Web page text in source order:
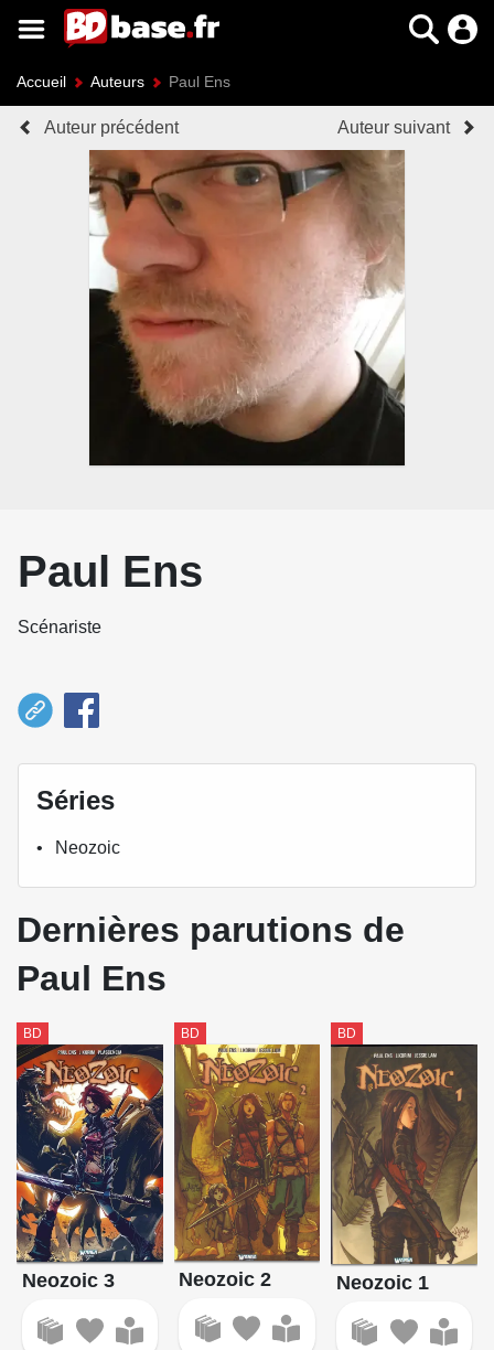
Accueil Auteurs Paul Ens
Auteur précédent Auteur suivant
Paul Ens
Scénariste
Séries
Neozoic
Dernières parutions de
Paul Ens
BD
Neozoic 3
BD
Neozoic 2
BD
Neozoic 1